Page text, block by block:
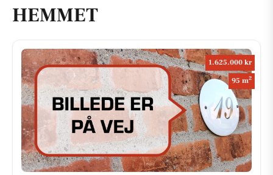
HEMMET
1.625.000 kr
95 m2